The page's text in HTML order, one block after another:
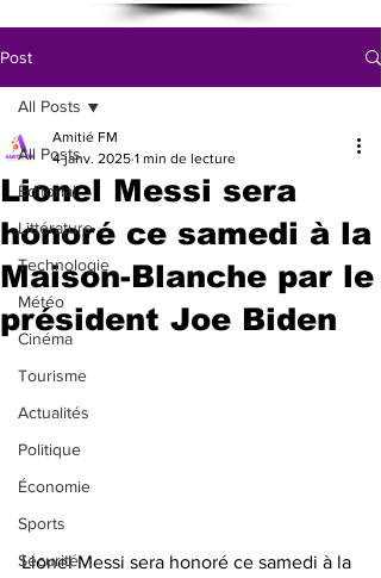
Post
All Posts
Éditorial
Littérature
Technologie
Météo
Cinéma
Tourisme
Actualités
Politique
Économie
Sports
Sécurité
All Posts
Lionel Messi sera
honoré ce samedi à la
Maison-Blanche par le
président Joe Biden
Amitié FM
4 janv. 2025 1 min de lecture
Lionel Messi sera honoré ce samedi à la